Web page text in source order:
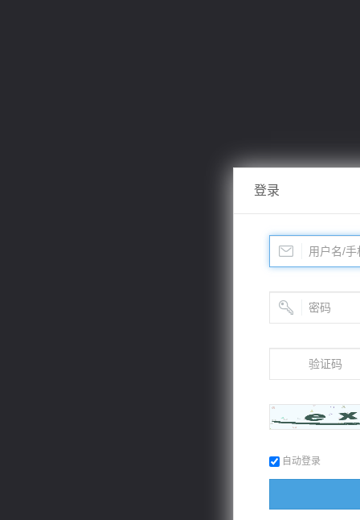
登录
自动登录